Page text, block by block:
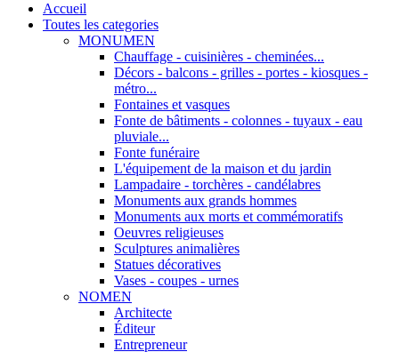
Accueil
Toutes les categories
MONUMEN
Chauffage - cuisinières - cheminées...
Décors - balcons - grilles - portes - kiosques -
métro...
Fontaines et vasques
Fonte de bâtiments - colonnes - tuyaux - eau
pluviale...
Fonte funéraire
L'équipement de la maison et du jardin
Lampadaire - torchères - candélabres
Monuments aux grands hommes
Monuments aux morts et commémoratifs
Oeuvres religieuses
Sculptures animalières
Statues décoratives
Vases - coupes - urnes
NOMEN
Architecte
Éditeur
Entrepreneur